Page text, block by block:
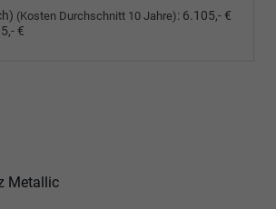
(Kosten Durchschnitt 10 Jahre): 6.105,- €
€
Metallic